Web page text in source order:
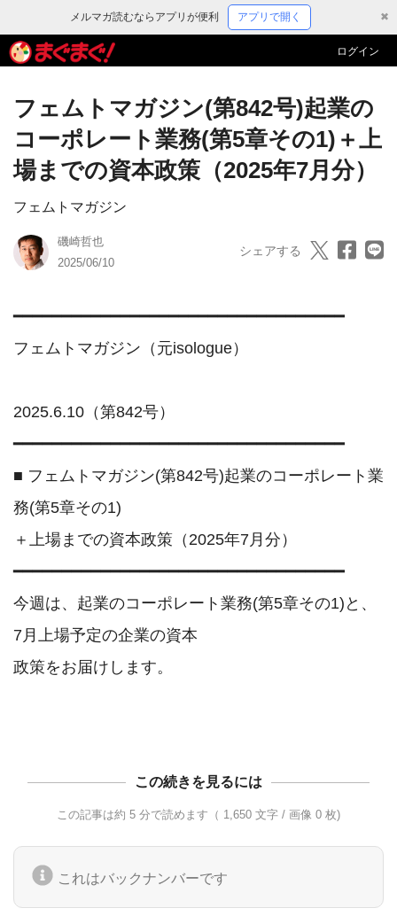
メルマガ読むならアプリが便利 アプリで開く ✖
ログイン
フェムトマガジン(第842号)起業の
コーポレート業務(第5章その1)＋上
場までの資本政策（2025年7月分）
フェムトマガジン
磯崎哲也
2025/06/10
シェアする
━━━━━━━━━━━━━━━━━━━━━━━━━━━━━━━━━━
フェムトマガジン（元isologue）
2025.6.10（第842号）
━━━━━━━━━━━━━━━━━━━━━━━━━━━━━━━━━━
■ フェムトマガジン(第842号)起業のコーポレート業
務(第5章その1)
＋上場までの資本政策（2025年7月分）
━━━━━━━━━━━━━━━━━━━━━━━━━━━━━━━━━━
今週は、起業のコーポレート業務(第5章その1)と、
7月上場予定の企業の資本
政策をお届けします。
この続きを見るには
この記事は約 5 分で読めます（ 1,650 文字 / 画像 0 枚)
これはバックナンバーです